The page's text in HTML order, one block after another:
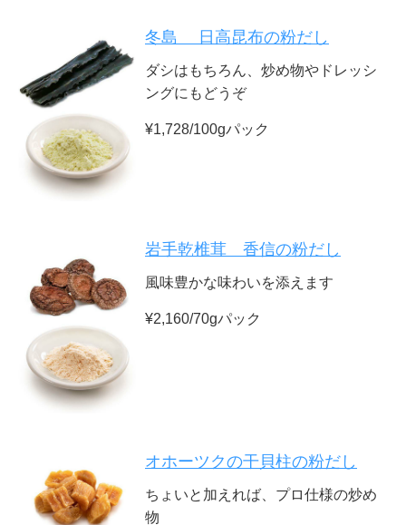
冬島 日高昆布の粉だし
ダシはもちろん、炒め物やドレッシ
ングにもどうぞ
¥1,728/100gパック
岩手乾椎茸 香信の粉だし
風味豊かな味わいを添えます
¥2,160/70gパック
オホーツクの干貝柱の粉だし
ちょいと加えれば、プロ仕様の炒め
物